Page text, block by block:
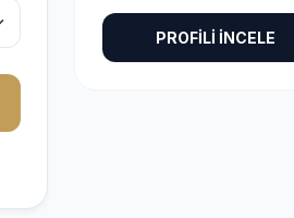
PROFİLİ İNCELE